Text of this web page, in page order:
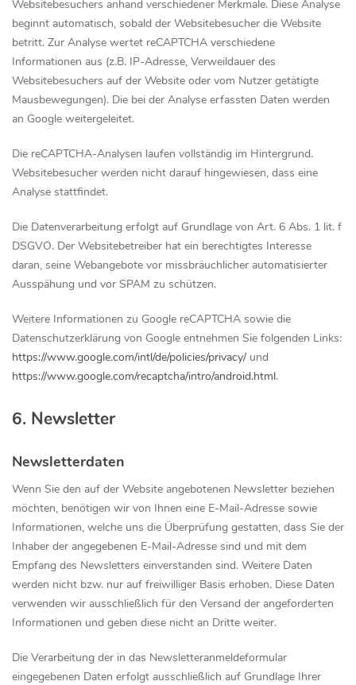
Websitebesuchers anhand verschiedener Merkmale. Diese Analyse
beginnt automatisch, sobald der Websitebesucher die Website
betritt. Zur Analyse wertet reCAPTCHA verschiedene
Informationen aus (z.B. IP-Adresse, Verweildauer des
Websitebesuchers auf der Website oder vom Nutzer getätigte
Mausbewegungen). Die bei der Analyse erfassten Daten werden
an Google weitergeleitet.
Die reCAPTCHA-Analysen laufen vollständig im Hintergrund.
Websitebesucher werden nicht darauf hingewiesen, dass eine
Analyse stattfindet.
Die Datenverarbeitung erfolgt auf Grundlage von Art. 6 Abs. 1 lit. f
DSGVO. Der Websitebetreiber hat ein berechtigtes Interesse
daran, seine Webangebote vor missbräuchlicher automatisierter
Ausspähung und vor SPAM zu schützen.
Weitere Informationen zu Google reCAPTCHA sowie die
Datenschutzerklärung von Google entnehmen Sie folgenden Links:
https://www.google.com/intl/de/policies/privacy/ und
https://www.google.com/recaptcha/intro/android.html.
6. Newsletter
Newsletterdaten
Wenn Sie den auf der Website angebotenen Newsletter beziehen
möchten, benötigen wir von Ihnen eine E-Mail-Adresse sowie
Informationen, welche uns die Überprüfung gestatten, dass Sie der
Inhaber der angegebenen E-Mail-Adresse sind und mit dem
Empfang des Newsletters einverstanden sind. Weitere Daten
werden nicht bzw. nur auf freiwilliger Basis erhoben. Diese Daten
verwenden wir ausschließlich für den Versand der angeforderten
Informationen und geben diese nicht an Dritte weiter.
Die Verarbeitung der in das Newsletteranmeldeformular
eingegebenen Daten erfolgt ausschließlich auf Grundlage Ihrer